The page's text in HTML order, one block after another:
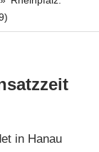
in Hanau